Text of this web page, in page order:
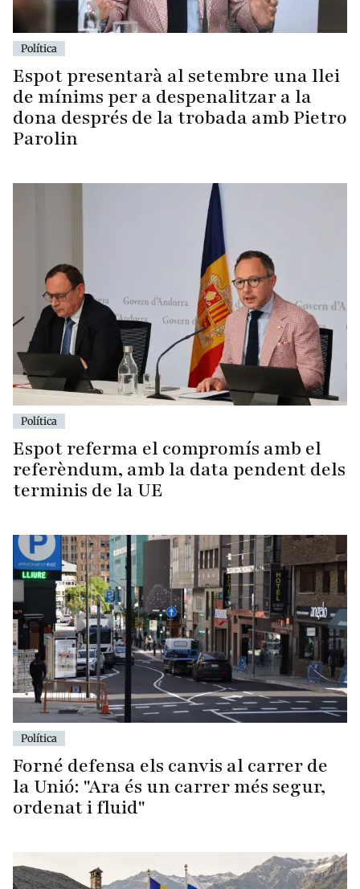
Política
Espot presentarà al setembre una llei
de mínims per a despenalitzar a la
dona després de la trobada amb Pietro
Parolin
Política
Espot referma el compromís amb el
referèndum, amb la data pendent dels
terminis de la UE
Política
Forné defensa els canvis al carrer de
la Unió: "Ara és un carrer més segur,
ordenat i fluid"